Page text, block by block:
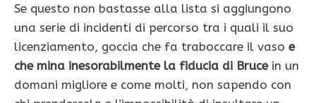
Se questo non bastasse alla lista si aggiungono
una serie di incidenti di percorso tra i quali il suo
licenziamento, goccia che fa traboccare il vaso e
che mina inesorabilmente la fiducia di Brucein un
domani migliore e come molti, non sapendo con